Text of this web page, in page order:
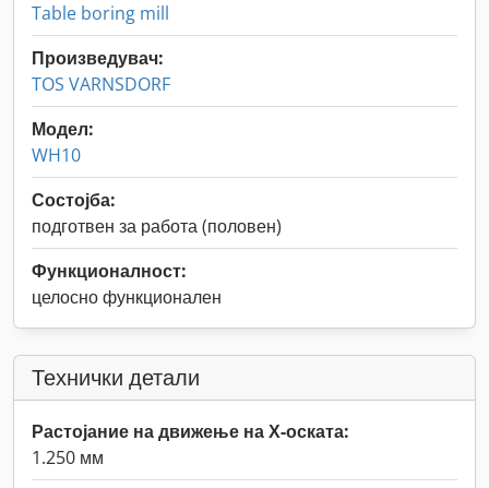
Table boring mill
Произведувач:
TOS VARNSDORF
Модел:
WH10
Состојба:
подготвен за работа (половен)
Функционалност:
целосно функционален
Технички детали
Растојание на движење на Х-оската:
1.250 мм